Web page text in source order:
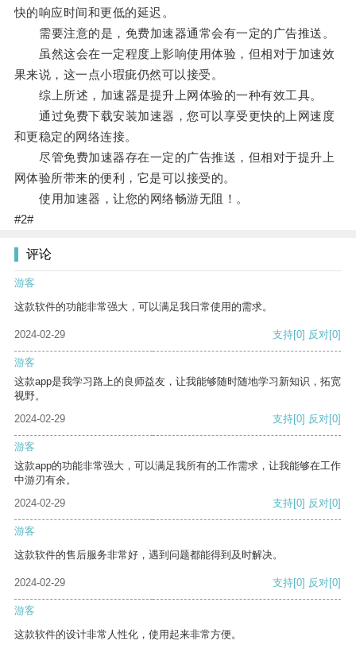
快的响应时间和更低的延迟。
需要注意的是，免费加速器通常会有一定的广告推送。
虽然这会在一定程度上影响使用体验，但相对于加速效
果来说，这一点小瑕疵仍然可以接受。
综上所述，加速器是提升上网体验的一种有效工具。
通过免费下载安装加速器，您可以享受更快的上网速度
和更稳定的网络连接。
尽管免费加速器存在一定的广告推送，但相对于提升上
网体验所带来的便利，它是可以接受的。
使用加速器，让您的网络畅游无阻！。
#2#
评论
游客
这款软件的功能非常强大，可以满足我日常使用的需求。
2024-02-29 支持[0] 反对[0]
游客
这款app是我学习路上的良师益友，让我能够随时随地学习新知识，拓宽
视野。
2024-02-29
支持[0] 反对[0]
游客
这款app的功能非常强大，可以满足我所有的工作需求，让我能够在工作
中游刃有余。
2024-02-29
支持[0] 反对[0]
游客
这款软件的售后服务非常好，遇到问题都能得到及时解决。
2024-02-29 支持[0] 反对[0]
游客
这款软件的设计非常人性化，使用起来非常方便。